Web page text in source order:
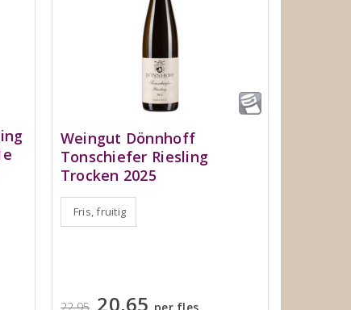
Weingut Dönnhoff
Tonschiefer Riesling
Trocken 2025
Fris, fruitig
20,65